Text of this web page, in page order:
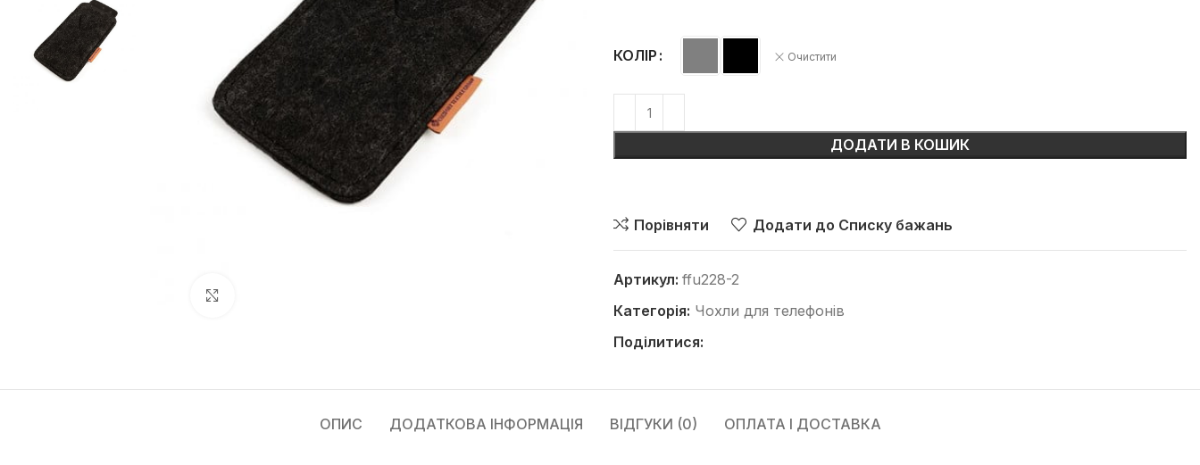
КОЛІР Очистити
ДОДАТИ В КОШИК
Порівняти Додати до Списку бажань
Артикул: ffu228-2
Категорія: Чохли для телефонів
Поділитися:
ОПИС ДОДАТКОВА ІНФОРМАЦІЯ ВІДГУКИ (0) ОПЛАТА І ДОСТАВКА